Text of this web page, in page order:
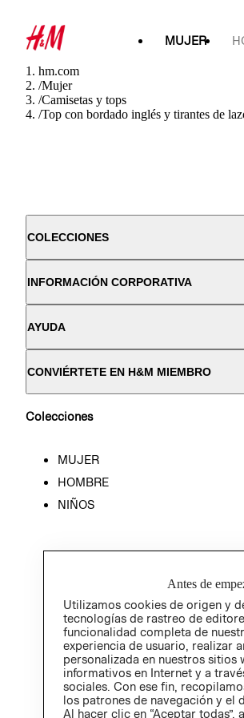
MUJER
hm.com
/Mujer
/Camisetas y tops
/Top con bordado inglés y tirantes de
COLECCIONES
INFORMACIÓN CORPORATIVA
AYUDA
CONVIÉRTETE EN H&M MIEMBRO
Colecciones
MUJER
HOMBRE
NIÑOS
Antes de
Utilizamos cookies de origen y
tecnologías de rastreo de
funcionalidad completa de
experiencia de usuario, realizar
personalizada en nuestros sitios
informativos en Internet y a
sociales. Con ese fin,
los patrones de navegación y el
Al hacer clic en “Aceptar todas”,